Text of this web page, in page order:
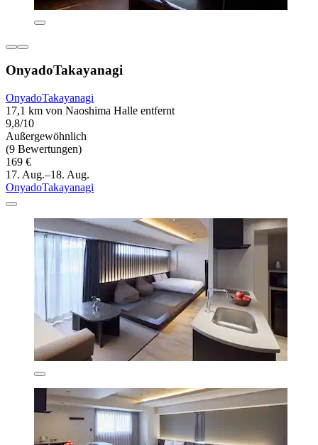
OnyadoTakayanagi
OnyadoTakayanagi
17,1 km von Naoshima Halle entfernt
9,8/10
Außergewöhnlich
(9 Bewertungen)
169 €
17. Aug.–18. Aug.
OnyadoTakayanagi